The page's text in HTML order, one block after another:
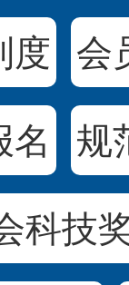
度 会
名 规
科技